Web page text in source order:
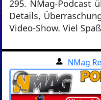
295. NMag-Podcast
Details,
Video-Show. Viel
NMag